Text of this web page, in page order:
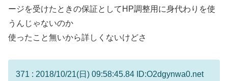
ージを受けたときの保証としてHP調整用に身代わりを使
うんじゃないのか
使ったこと無いから詳しくないけどさ
371 : 2018/10/21(日) 09:58:45.84 ID:O2dgynwa0.net